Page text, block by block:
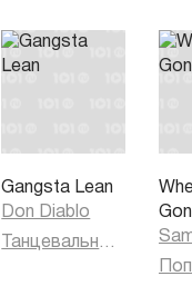
Gangsta Lean
Don Diablo